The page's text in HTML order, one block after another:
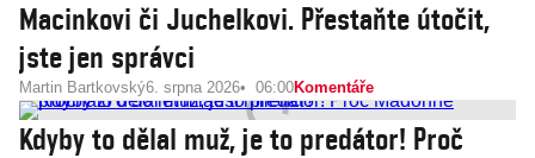
Macinkovi či Juchelkovi. Přestaňte útočit,
jste jen správci
Martin Bartkovský6. srpna 2026 06:00Komentáře
Kdyby to dělal muž, je to predátor! Proč